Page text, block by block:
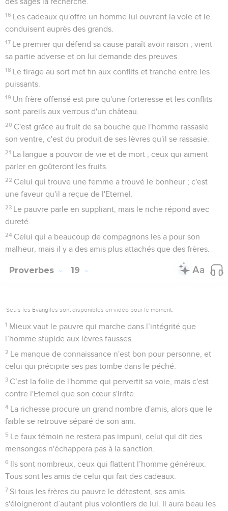
16 Les cadeaux qu'offre un homme lui ouvrent la voie et le
conduisent auprès des grands.
17 Le premier qui défend sa cause paraît avoir raison ; vient
sa partie adverse et on lui demande des preuves.
18 Le tirage au sort met fin aux conflits et tranche entre les
puissants.
19 Un frère offensé est pire qu'une forteresse et les conflits
sont pareils aux verrous d'un château.
20 C'est grâce au fruit de sa bouche que l'homme rassasie
son ventre, c'est du produit de ses lèvres qu'il se rassasie.
21 La langue a pouvoir de vie et de mort ; ceux qui aiment
parler en goûteront les fruits.
22 Celui qui trouve une femme a trouvé le bonheur ; c'est
une faveur qu'il a reçue de l'Eternel.
23 Le pauvre parle en suppliant, mais le riche répond avec
dureté.
24 Celui qui a beaucoup de compagnons les a pour son
malheur, mais il y a des amis plus attachés que des frères.
Proverbes 19
Seuls les Évangiles sont disponibles en vidéo pour le moment.
1 Mieux vaut le pauvre qui marche dans l’intégrité que
l’homme stupide aux lèvres fausses.
2 Le manque de connaissance n'est bon pour personne, et
celui qui précipite ses pas tombe dans le péché.
3 C’est la folie de l'homme qui pervertit sa voie, mais c'est
contre l'Eternel que son cœur s'irrite.
4 La richesse procure un grand nombre d'amis, alors que le
faible se retrouve séparé de son ami.
5 Le faux témoin ne restera pas impuni, celui qui dit des
mensonges n'échappera pas à la sanction.
6 Ils sont nombreux, ceux qui flattent l’homme généreux.
Tous sont les amis de celui qui fait des cadeaux.
7 Si tous les frères du pauvre le détestent, ses amis
s'éloigneront d’autant plus volontiers de lui. Il aura beau les